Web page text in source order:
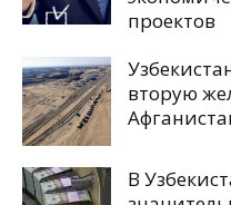
проектов
вторую
В